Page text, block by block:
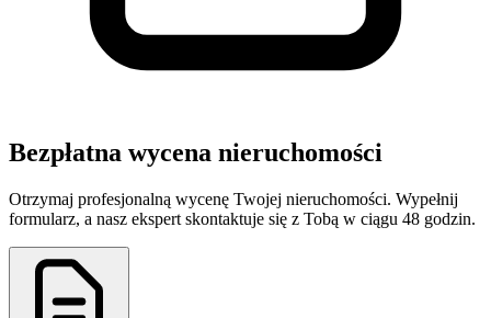
Bezpłatna wycena nieruchomości
Otrzymaj profesjonalną wycenę Twojej nieruchomości. Wypełnij
formularz, a nasz ekspert skontaktuje się z Tobą w ciągu 48 godzin.